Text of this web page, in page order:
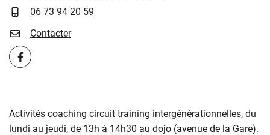
06 73 94 20 59
Contacter
Facebook
Activités coaching circuit training intergénérationnelles, du
lundi au jeudi, de 13h à 14h30 au dojo (avenue de la Gare).